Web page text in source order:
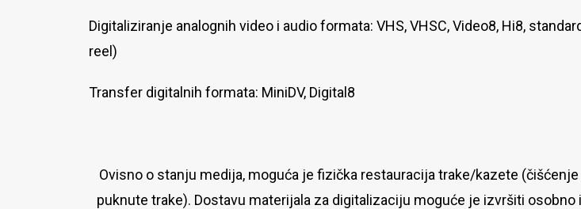
Digitaliziranje analognih video i audio formata: VHS, VHSC, Video8, Hi8,
reel)
Transfer digitalnih formata: MiniDV, Digital8
Ovisno o stanju medija, moguća je fizička restauracija trake/kazete
puknute trake). Dostavu materijala za digitalizaciju moguće je izvršiti